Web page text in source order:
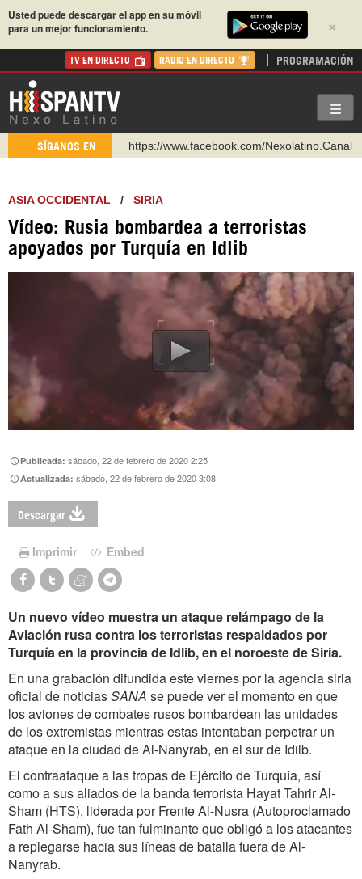
×
Usted puede descargar el app en su móvil
para un mejor funcionamiento.
TV EN DIRECTO RADIO EN DIRECTO PROGRAMACIÓN
SÍGANOS EN
https://www.facebook.com/Nexolatino.Canal
https://urmedium.com/c/hispantv
WhatsApp y Viber: +98 921 79 29 404
Instagram como: hispan_tv
ASIA OCCIDENTAL / SIRIA
Vídeo: Rusia bombardea a terroristas
apoyados por Turquía en Idlib
Publicada:sábado, 22 de febrero de 2020 2:25
Actualizada:sábado, 22 de febrero de 2020 3:08
Descargar
Imprimir Embed
Un nuevo vídeo muestra un ataque relámpago de la
Aviación rusa contra los terroristas respaldados por
Turquía en la provincia de Idlib, en el noroeste de Siria.
En una grabación difundida este viernes por la agencia siria
oficial de noticiasSANA se puede ver el momento en que
los aviones de combates rusos bombardean las unidades
de los extremistas mientras estas intentaban perpetrar un
ataque en la ciudad de Al-Nanyrab, en el sur de Idilb.
El contraataque a las tropas de Ejército de Turquía, así
como a sus aliados de la banda terrorista Hayat Tahrir Al-
Sham (HTS), liderada por Frente Al-Nusra (Autoproclamado
Fath Al-Sham), fue tan fulminante que obligó a los atacantes
a replegarse hacia sus líneas de batalla fuera de Al-
Nanyrab.